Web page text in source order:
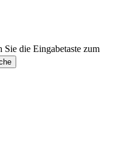
Sie die Eingabetaste zum